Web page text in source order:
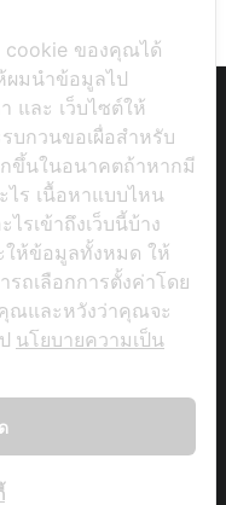
cookie ของคุณได้
ผมนำข้อมูลไป
และ เว็บไซต์ให้
บกวนขอเผื่อสำหรับ
ขึ้นในอนาคตถ้าหากมี
ร เนื้อหาแบบไหน
รเข้าถึงเว็บนี้บ้าง
ให้ข้อมูลทั้งหมด ให้
ถเลือกการตั้งค่าโดย
ณและหวังว่าคุณจะ
นโยบายความเป็น